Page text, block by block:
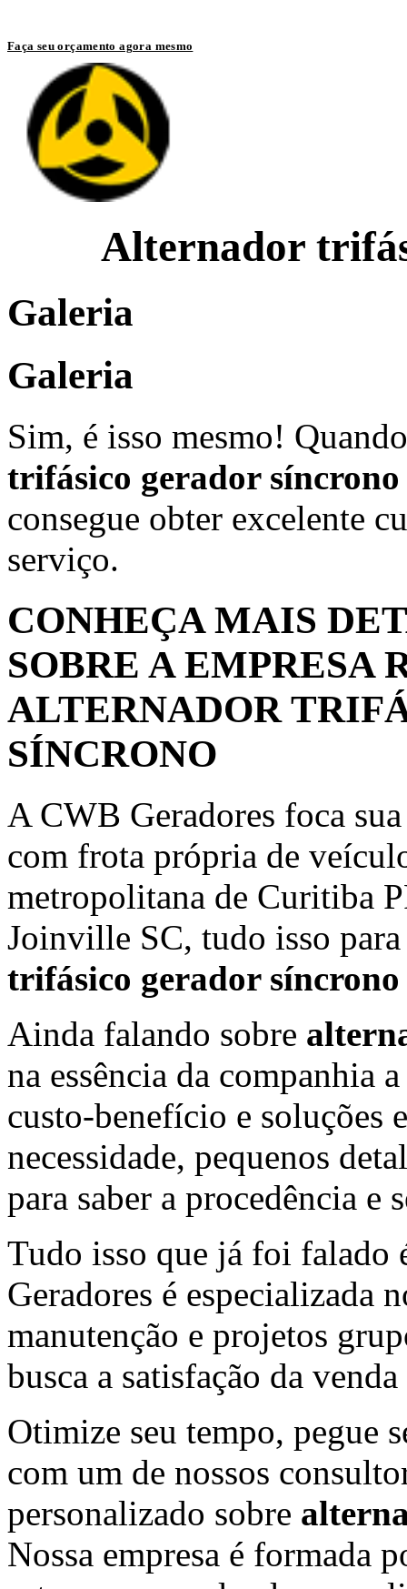
Faça seu orçamento agora mesmo
Alternador
Galeria
Galeria
Sim, é isso mesmo!
trifásico gerador síncrono
consegue obter excelente
serviço.
CONHEÇA MAIS
SOBRE A EMPRESA
ALTERNADOR
SÍNCRONO
A CWB Geradores foca
com frota própria de
metropolitana de Curitiba
Joinville SC, tudo isso
trifásico gerador síncrono
Ainda falando sobre
na essência da companhia
custo-benefício e soluções
necessidade, pequenos
para saber a procedência e
Tudo isso que já foi falado
Geradores é especializada
manutenção e projetos
busca a satisfação da
Otimize seu tempo, pegue
com um de nossos
personalizado sobre
Nossa empresa é formada